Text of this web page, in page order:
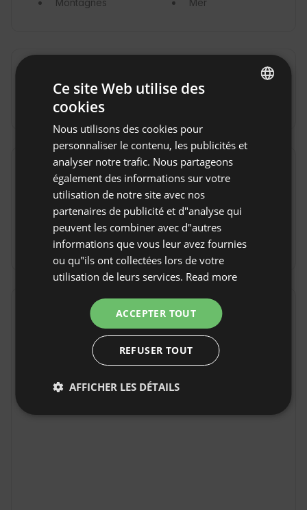
Montagnes Mer
En voiture
Règles de la propriété
Heure d'arrivée : à partir de 17:00
Heure de départ : jusqu'à 10:00
Réservation non remboursable
Emplacement
Pollensa, Province Islas Baleares, Espagne
CZECH
Ce site Web utilise des
cookies
Nous utilisons des cookies pour
personnaliser le contenu, les publicités et
analyser notre trafic. Nous partageons
également des informations sur votre
utilisation de notre site avec nos
partenaires de publicité et d"analyse qui
peuvent les combiner avec d"autres
informations que vous leur avez fournies
ou qu"ils ont collectées lors de votre
utilisation de leurs services. Read more
ACCEPTER TOUT
REFUSER TOUT
AFFICHER LES DÉTAILS